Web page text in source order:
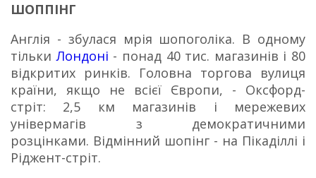
ШОППІНГ
Англія - збулася мрія шопоголіка. В одному
тількиЛондоні - понад 40 тис. магазинів і 80
відкритих ринків. Головна торгова вулиця
країни, якщо не всієї Європи, - Оксфорд-
стріт: 2,5 км магазинів і мережевих
універмагів з демократичними
розцінками. Відмінний шопінг - на Пікаділлі і
Ріджент-стріт.